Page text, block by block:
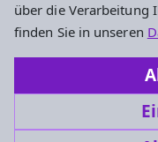
über die Verarbeitung
finden Sie in unseren
Bei Fragen zum
persönlich weiter!
Tel.: +49 (0)69 58098-